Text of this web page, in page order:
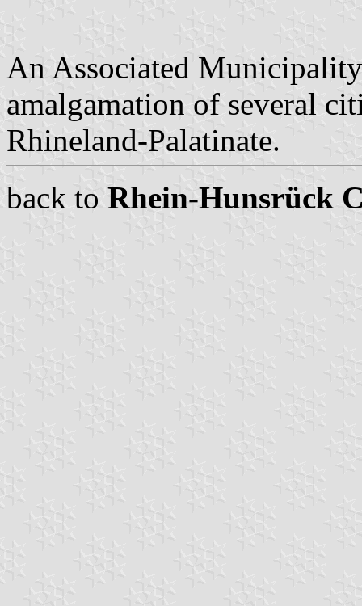
An Associated
amalgamation of several
Rhineland-Palatinate.
back to Rhein-Hunsrück